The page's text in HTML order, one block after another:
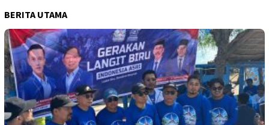
BERITA UTAMA